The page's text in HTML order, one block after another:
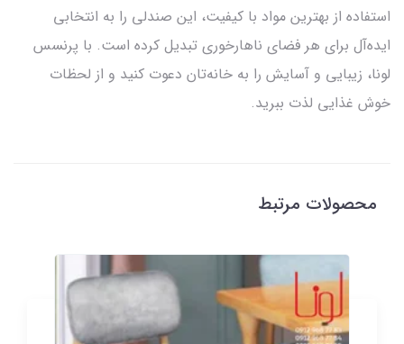
استفاده از بهترین مواد با کیفیت، این صندلی را به انتخابی
ایده‌آل برای هر فضای ناهارخوری تبدیل کرده است. با پرنسس
لونا، زیبایی و آسایش را به خانه‌تان دعوت کنید و از لحظات
خوش غذایی لذت ببرید.
محصولات مرتبط